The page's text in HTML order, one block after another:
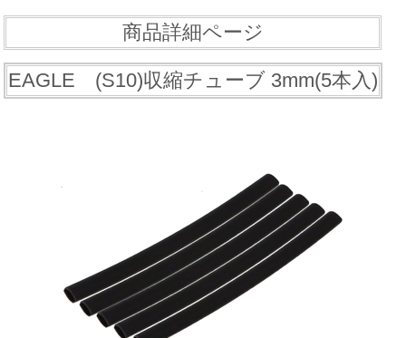
商品詳細ページ
EAGLE (S10)収縮チューブ 3mm(5本入)